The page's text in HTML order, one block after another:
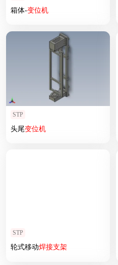
箱体-变位机
STP
头尾变位机
STP
轮式移动焊接支架